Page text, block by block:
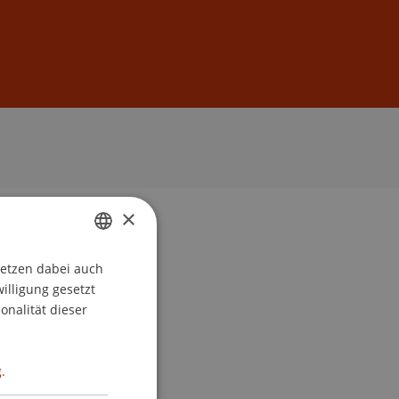
GERMAN
ENGLISH
×
dabei auch
gesetzt
dieser